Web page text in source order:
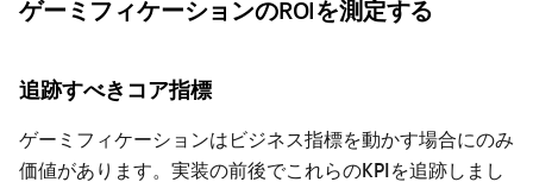
ゲーミフィケーションのROIを測定する
追跡すべきコア指標
ゲーミフィケーションはビジネス指標を動かす場合にのみ
価値があります。実装の前後でこれらのKPIを追跡しまし